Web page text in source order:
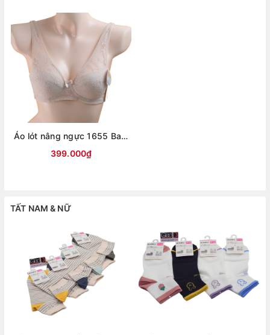
Áo lót nâng ngực 1655 Basil nữ đệm ~4cm chống hằn định hình cao cấp
399.000₫
TẤT NAM & NỮ